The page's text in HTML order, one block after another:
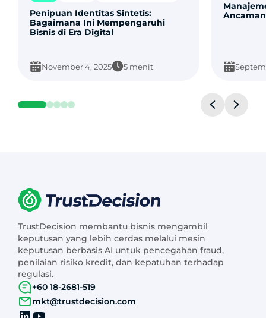
Penipuan Identitas Sintetis:
Bagaimana Ini Mempengaruhi
Bisnis di Era Digital
November 4, 2025 5 menit
TrustDecision membantu bisnis mengambil
keputusan yang lebih cerdas melalui mesin
keputusan berbasis AI untuk pencegahan fraud,
penilaian risiko kredit, dan kepatuhan terhadap
regulasi.
+60 18-2681-519
mkt@trustdecision.com